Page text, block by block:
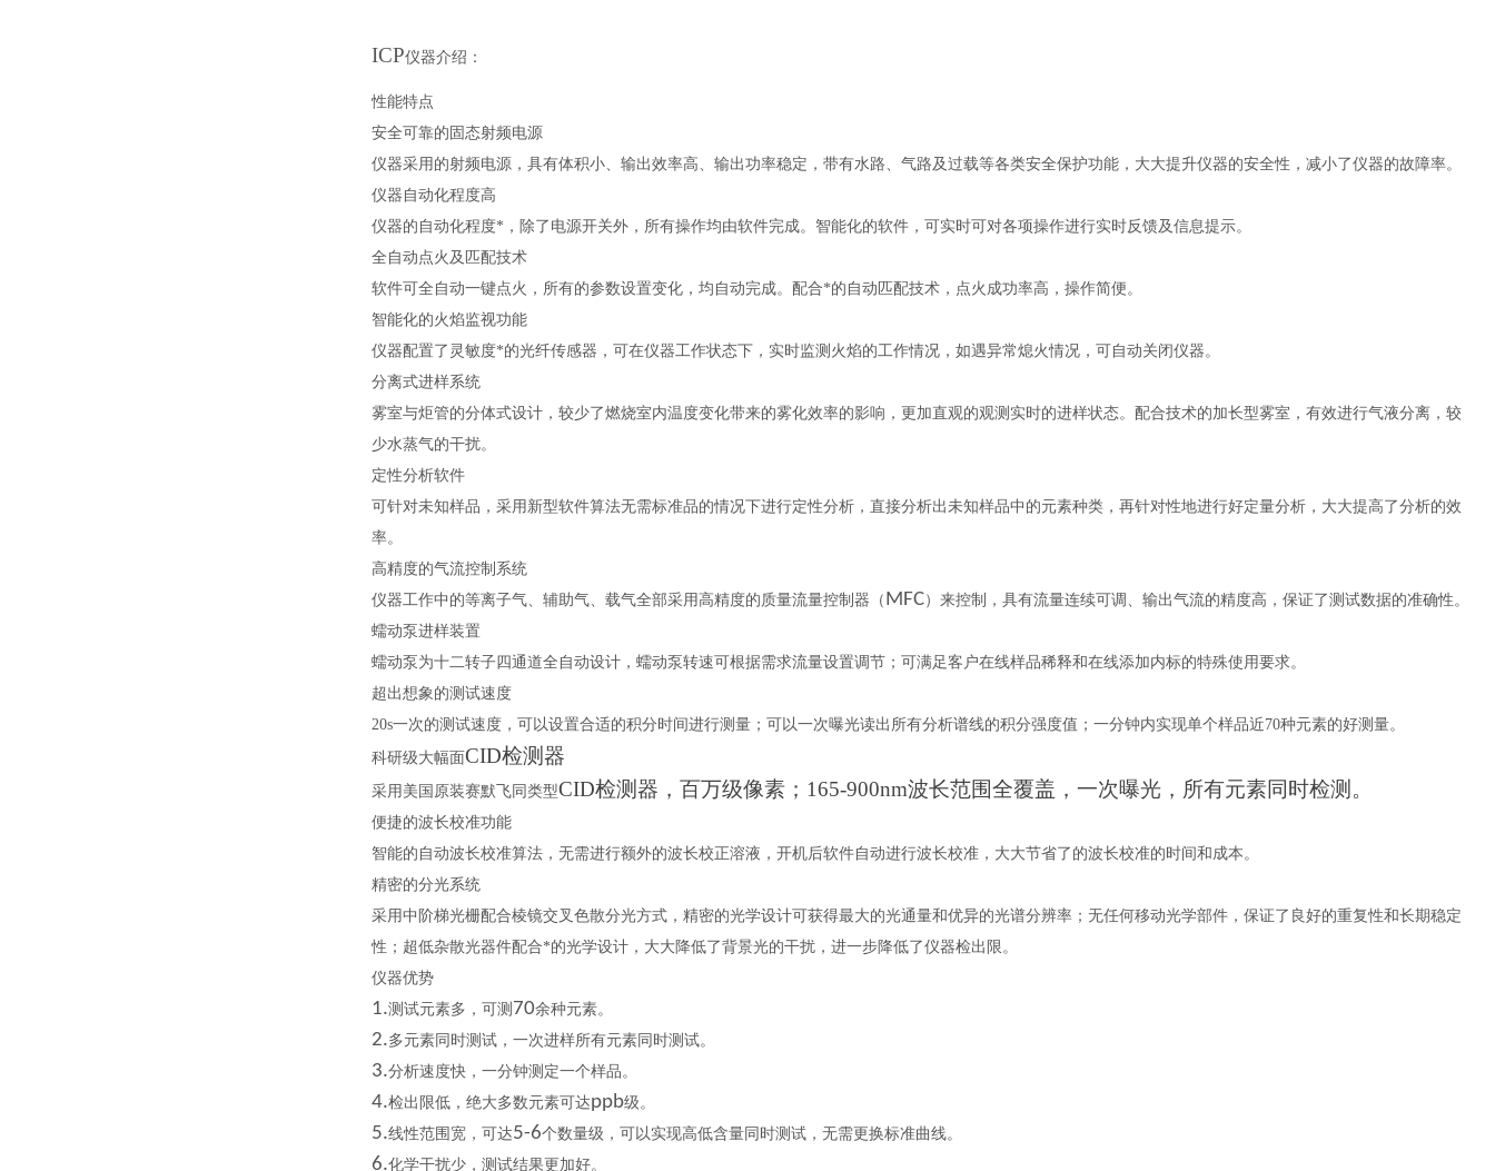
ICP仪器介绍：
性能特点
安全可靠的固态射频电源
仪器采用的射频电源，具有体积小、输出效率高、输出功率稳定，带有水路、气路及过载等各类安全保护功能，大大提升仪器的安全性，减小了仪器的故障率。
仪器自动化程度高
仪器的自动化程度*，除了电源开关外，所有操作均由软件完成。智能化的软件，可实时可对各项操作进行实时反馈及信息提示。
全自动点火及匹配技术
软件可全自动一键点火，所有的参数设置变化，均自动完成。配合*的自动匹配技术，点火成功率高，操作简便。
智能化的火焰监视功能
仪器配置了灵敏度*的光纤传感器，可在仪器工作状态下，实时监测火焰的工作情况，如遇异常熄火情况，可自动关闭仪器。
分离式进样系统
雾室与炬管的分体式设计，较少了燃烧室内温度变化带来的雾化效率的影响，更加直观的观测实时的进样状态。配合技术的加长型雾室，有效进行气液分离，较
少水蒸气的干扰。
定性分析软件
可针对未知样品，采用新型软件算法无需标准品的情况下进行定性分析，直接分析出未知样品中的元素种类，再针对性地进行好定量分析，大大提高了分析的效
率。
高精度的气流控制系统
仪器工作中的等离子气、辅助气、载气全部采用高精度的质量流量控制器（ MFC）来控制，具有流量连续可调、输出气流的精度高，保证了测试数据的准确性。
蠕动泵进样装置
蠕动泵为十二转子四通道全自动设计，蠕动泵转速可根据需求流量设置调节；可满足客户在线样品稀释和在线添加内标的特殊使用要求。
超出想象的测试速度
20s一次的测试速度，可以设置合适的积分时间进行测量；可以一次曝光读出所有分析谱线的积分强度值；一分钟内实现单个样品近70种元素的好测量。
科研级大幅面CID检测器
采用美国原装赛默飞同类型CID检测器，百万级像素；165-900nm波长范围全覆盖，一次曝光，所有元素同时检测。
便捷的波长校准功能
智能的自动波长校准算法，无需进行额外的波长校正溶液，开机后软件自动进行波长校准，大大节省了的波长校准的时间和成本。
精密的分光系统
采用中阶梯光栅配合棱镜交叉色散分光方式，精密的光学设计可获得最大的光通量和优异的光谱分辨率；无任何移动光学部件，保证了良好的重复性和长期稳定
性；超低杂散光器件配合*的光学设计，大大降低了背景光的干扰，进一步降低了仪器检出限。
仪器优势
1.测试元素多，可测 70余种元素。
2.多元素同时测试，一次进样所有元素同时测试。
3.分析速度快，一分钟测定一个样品。
4.检出限低，绝大多数元素可达ppb级。
5.线性范围宽，可达5-6个数量级，可以实现高低含量同时测试，无需更换标准曲线。
6.化学干扰少，测试结果更加好。